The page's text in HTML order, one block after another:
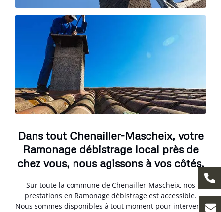
Dans tout Chenailler-Mascheix, votre
Ramonage débistrage local près de
chez vous, nous agissons à vos côtés.
Sur toute la commune de Chenailler-Mascheix, nos
prestations en Ramonage débistrage est accessible.
Nous sommes disponibles à tout moment pour intervenir